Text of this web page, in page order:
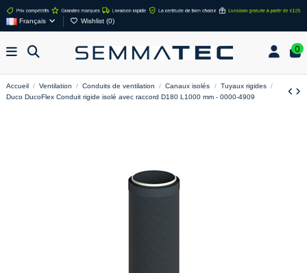
Français Wishlist (0)
0
Accueil Ventilation Conduits de ventilation Canaux isolés
Tuyaux rigides
Duco DucoFlex Conduit rigide isolé avec raccord D180 L1000 mm - 0000-4909